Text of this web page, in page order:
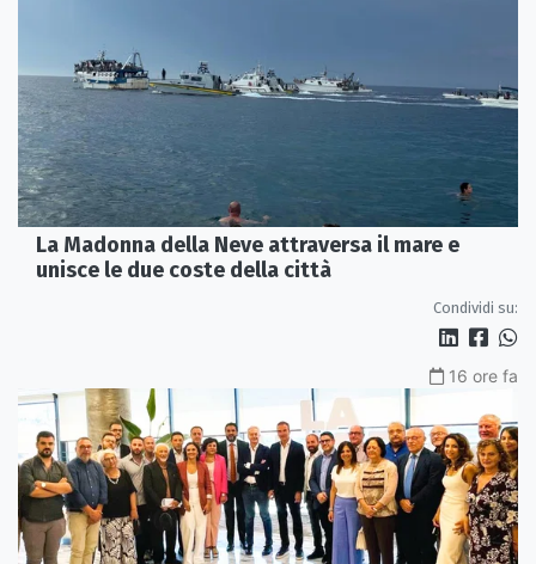
La Madonna della Neve attraversa il mare e
unisce le due coste della città
Condividi su:
16 ore fa